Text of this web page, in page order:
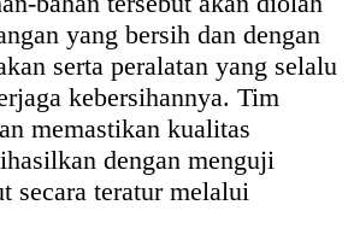
yang bersih dan dengan
serta peralatan yang selalu
kebersihannya. Tim
memastikan kualitas
dengan menguji
secara teratur melalui